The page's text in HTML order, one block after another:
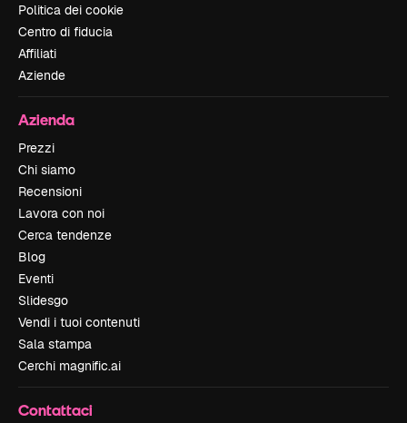
Politica dei cookie
Centro di fiducia
Affiliati
Aziende
Azienda
Prezzi
Chi siamo
Recensioni
Lavora con noi
Cerca tendenze
Blog
Eventi
Slidesgo
Vendi i tuoi contenuti
Sala stampa
Cerchi magnific.ai
Contattaci